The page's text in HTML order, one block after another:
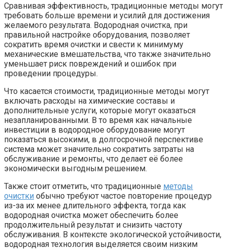
Сравнивая эффективность, традиционные методы могут
требовать больше времени и усилий для достижения
желаемого результата. Водородная очистка, при
правильной настройке оборудования, позволяет
сократить время очистки и свести к минимуму
механические вмешательства, что также значительно
уменьшает риск повреждений и ошибок при
проведении процедуры.
Что касается стоимости, традиционные методы могут
включать расходы на химические составы и
дополнительные услуги, которые могут оказаться
незапланированными. В то время как начальные
инвестиции в водородное оборудование могут
показаться высокими, в долгосрочной перспективе
система может значительно сократить затраты на
обслуживание и ремонты, что делает её более
экономически выгодным решением.
Также стоит отметить, что традиционные методы
очистки обычно требуют частое повторение процедур
из-за их менее длительного эффекта, тогда как
водородная очистка может обеспечить более
продолжительный результат и снизить частоту
обслуживания. В контексте экологической устойчивости,
водородная технология выделяется своим низким